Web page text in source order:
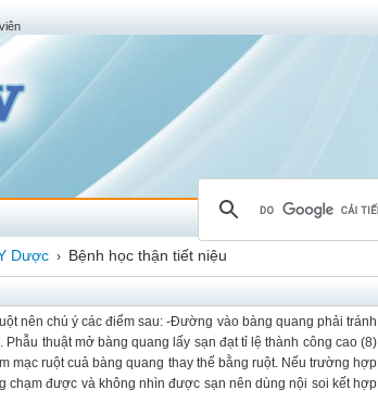
Dược › Bệnh học thận tiết niệu
nên chú ý các điểm sau: -Đường vào bàng quang phải tránh
thuật mở bàng quang lấy sạn đạt tỉ lệ thành công cao (8)
mạc ruột cuả bàng quang thay thế bằng ruột. Nếu trường hợp
chạm được và không nhìn được sạn nên dùng nội soi kết hợp